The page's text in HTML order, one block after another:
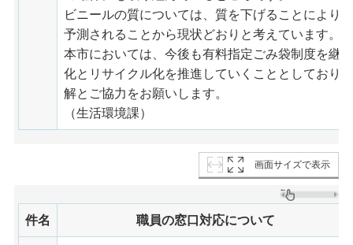
ビニールの質については、質を下げることにより
予測されることから現状どおりと考えています。
本市においては、今後も有料指定ごみ袋制度を継
化とリサイクル化を推進していくこととしており
解とご協力をお願いします。
（生活環境課）
画面サイズで表示
件名 職員の窓口対応について